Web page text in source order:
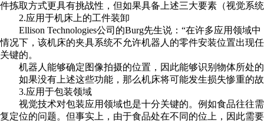
件拣取方式更具有挑战性，但如果具备上述三大要素（视觉系
2.应用于机床上的工件装卸
Ellison Technologies公司的Burg先生说：“在许多应用领域
情况下，该机床的夹具系统不允许机器人的零件安装位置出现
关键的。
机器人能够确定图像拍摄的位置，因此能够识别物体所处
如果没有上述这些功能，那么机床将可能发生损失惨重的
3.应用于包装领域
视觉技术对包装应用领域也是十分关键的。例如食品往往
复定位的问题。但事实上，由于食品处在不同的位上，因此需